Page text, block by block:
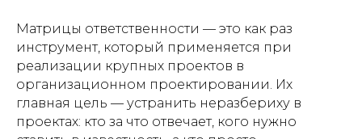
Матрицы ответственности — это как раз
инструмент, который применяется при
реализации крупных проектов в
организационном проектировании. Их
главная цель — устранить неразбериху в
проектах: кто за что отвечает, кого нужно